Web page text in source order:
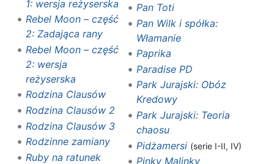
1: wersja reżyserska
Rebel Moon – część
2: Zadająca rany
Rebel Moon – część
2: wersja
reżyserska
Rodzina Clausów
Rodzina Clausów 2
Rodzina Clausów 3
Rodzinne zamiany
Ruby na ratunek
Pan Toti
Pan Wilk i spółka:
Włamanie
Paprika
Paradise PD
Park Jurajski: Obóz
Kredowy
Park Jurajski: Teoria
chaosu
Pidżamersi (serie I-II, IV)
Pinky Malinky